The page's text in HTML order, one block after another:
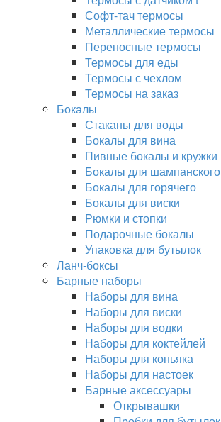
Софт-тач термосы
Металлические термосы
Переносные термосы
Термосы для еды
Термосы с чехлом
Термосы на заказ
Бокалы
Стаканы для воды
Бокалы для вина
Пивные бокалы и кружки
Бокалы для шампанского
Бокалы для горячего
Бокалы для виски
Рюмки и стопки
Подарочные бокалы
Упаковка для бутылок
Ланч-боксы
Барные наборы
Наборы для вина
Наборы для виски
Наборы для водки
Наборы для коктейлей
Наборы для коньяка
Наборы для настоек
Барные аксессуары
Открывашки